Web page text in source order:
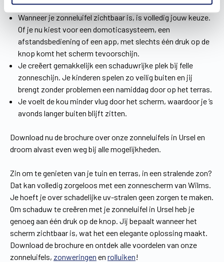
voordelen.
Wanneer je zonneluifel zichtbaar is, is volledig jouw keuze.
Of je nu kiest voor een domoticasysteem, een
afstandsbediening of een app, met slechts één druk op de
knop komt het scherm tevoorschijn.
Je creëert gemakkelijk een schaduwrijke plek bij felle
zonneschijn. Je kinderen spelen zo veilig buiten en jij
brengt zonder problemen een namiddag door op het terras.
Je voelt de kou minder vlug door het scherm, waardoor je ’s
avonds langer buiten blijft zitten.
Download nu de brochure over onze zonneluifels in Ursel en
droom alvast even weg bij alle mogelijkheden.
Zin om te genieten van je tuin en terras, in een stralende zon?
Dat kan volledig zorgeloos met een zonnescherm van Wilms.
Je hoeft je over schadelijke uv-stralen geen zorgen te maken.
Om schaduw te creëren met je zonneluifel in Ursel heb je
genoeg aan één druk op de knop. Jij bepaalt wanneer het
scherm zichtbaar is, wat het een elegante oplossing maakt.
Download de brochure en ontdek alle voordelen van onze
zonneluifels, zonweringen en rolluiken!